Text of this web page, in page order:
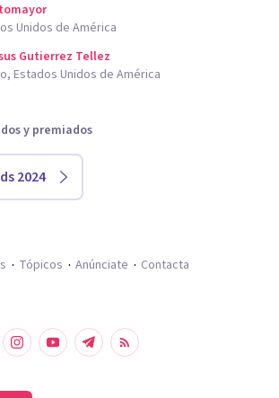
Unidos de América
Gutierrez Tellez
Estados Unidos de América
y premiados
2024
Tópicos Anúnciate Contacta